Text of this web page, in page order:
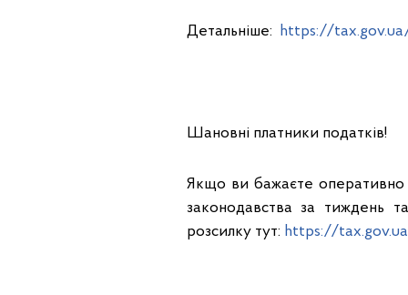
Детальніше: https://
Шановні платники податків!
Якщо ви бажаєте оперативно
законодавства за тиждень
розсилку тут: https://